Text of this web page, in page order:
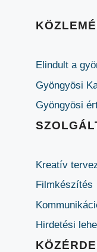
Elindult a
Gyöngyösi
Gyöngyösi
Kreatív
Filmkészítés
Hirdetési